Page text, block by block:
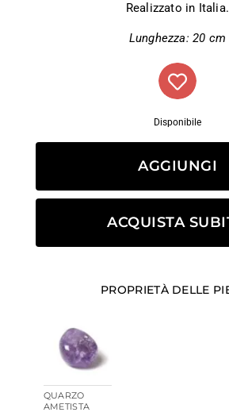
Realizzato in Italia.
Lunghezza: 20 cm
Disponibile
AGGIUNGI
ACQUISTA
PROPRIETÀ DELLE
QUARZO
AMETISTA